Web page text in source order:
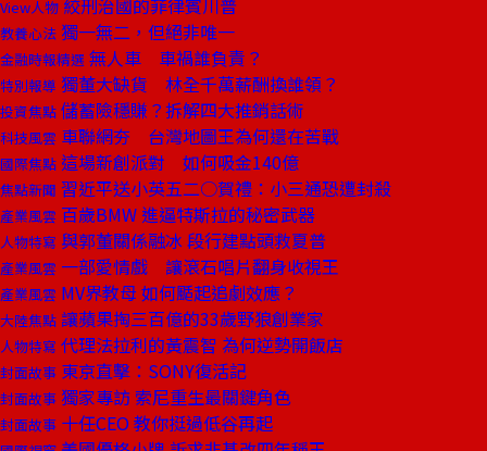
View人物 絞刑治國的菲律賓川普
教養心法 獨一無二，但絕非唯一
金融時報精選 無人車 車禍誰負責？
特別報導 獨董大缺貨 林全千萬薪酬換誰領？
投資焦點 儲蓄險穩賺？拆解四大推銷話術
科技風雲 車聯網夯 台灣地圖王為何還在苦戰
國際焦點 這場新創派對 如何吸金140億
焦點新聞 習近平送小英五二○賀禮：小三通恐遭封殺
產業風雲 百歲BMW 進逼特斯拉的秘密武器
人物特寫 與郭董關係融冰 段行建點頭救夏普
產業風雲 一部愛情戲 讓滾石唱片翻身收視王
產業風雲 MV界教母 如何颳起追劇效應？
大陸焦點 讓蘋果掏三百億的33歲野狼創業家
人物特寫 代理法拉利的黃震智 為何逆勢開飯店
封面故事 東京直擊：SONY復活記
封面故事 獨家專訪 索尼重生最關鍵角色
封面故事 十任CEO 教你挺過低谷再起